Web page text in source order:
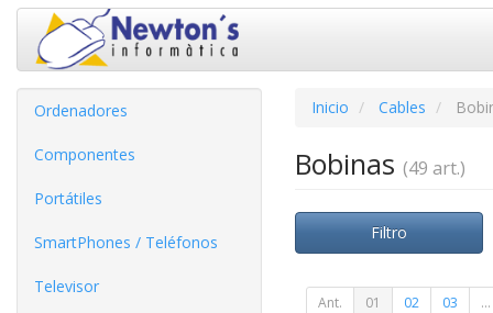
Ordenadores
Componentes
Portátiles
SmartPhones / Teléfonos
Televisor
Inicio Cables
Bobinas (49 art.)
Filtro
Ant. 01 02 03 ...